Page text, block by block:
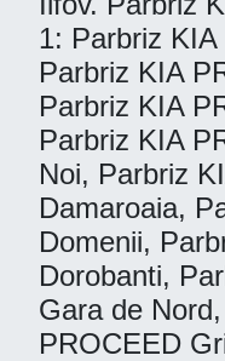
1: Parbriz
Parbriz KIA
Parbriz KIA
Parbriz KIA
Noi, Parbriz
Damaroaia,
Domenii,
Dorobanti,
Gara de
PROCEED